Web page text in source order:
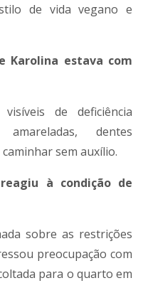
de vida vegano e
Karolina estava com
de deficiência
dentes
sem auxílio.
à condição de
sobre as restrições
preocupação com
para o quarto em